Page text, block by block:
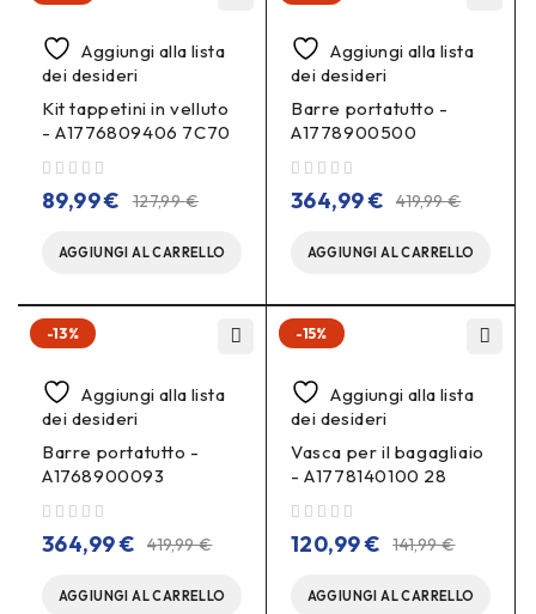
Aggiungi alla lista
dei desideri
Kit tappetini in velluto
- A1776809406 7C70
127,99€
89,99€
AGGIUNGI AL CARRELLO
Aggiungi alla lista
dei desideri
Barre portatutto -
A1778900500
419,99€
364,99€
AGGIUNGI AL CARRELLO
-13%
Aggiungi alla lista
dei desideri
Barre portatutto -
A1768900093
419,99€
364,99€
AGGIUNGI AL CARRELLO
-15%
Aggiungi alla lista
dei desideri
Vasca per il bagagliaio
- A1778140100 28
141,99€
120,99€
AGGIUNGI AL CARRELLO